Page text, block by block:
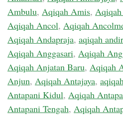
Ambulu, Aqiqah Amis,
Aqiqah Ancol, Aqiqah
Aqiqah Andapraja, aqiqah andir
Aqiqah Anggasari, Aqiqah
Aqiqah Anjatan Baru, Aqiqah
Anjun, Aqiqah Antajaya,
Antapani Kidul, Aqiqah
Antapani Tengah, Aqiqah